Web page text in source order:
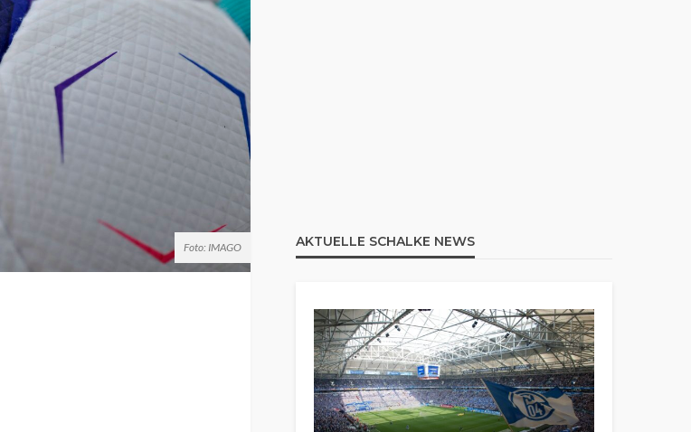
Foto: IMAGO AKTUELLE SCHALKE NEWS